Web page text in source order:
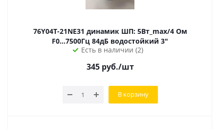
76Y04T-21NE31 динамик ШП: 5Вт_max/4 Ом
F0...7500Гц 84дБ водостойкий 3"
Есть в наличии (2)
345руб./шт
В корзину